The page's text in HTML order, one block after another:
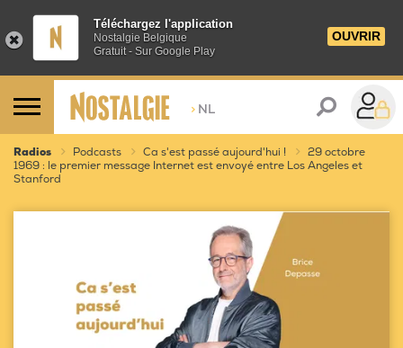
Téléchargez l'application
Nostalgie Belgique
Gratuit - Sur Google Play
OUVRIR
> NL
Radios Podcasts Ca s'est passé aujourd'hui !
29 octobre
1969 : le premier message Internet est envoyé entre Los Angeles et
Stanford